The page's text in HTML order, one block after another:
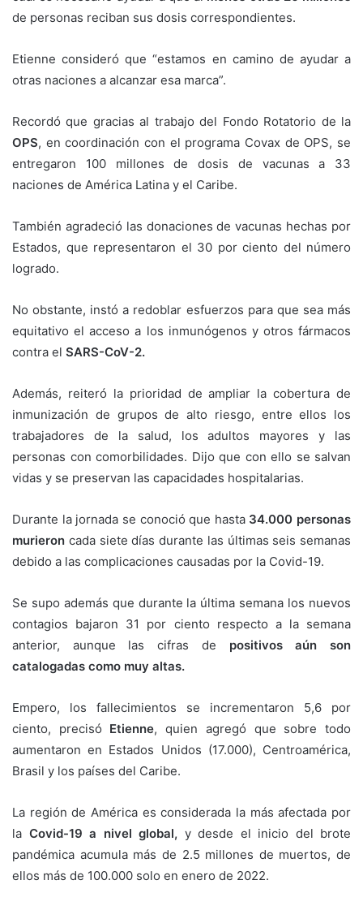
de personas reciban sus dosis correspondientes.
Etienne consideró que “estamos en camino de ayudar a
otras naciones a alcanzar esa marca”.
Recordó que gracias al trabajo del Fondo Rotatorio de la
OPS, en coordinación con el programa Covax de OPS, se
entregaron 100 millones de dosis de vacunas a 33
naciones de América Latina y el Caribe.
También agradeció las donaciones de vacunas hechas por
Estados, que representaron el 30 por ciento del número
logrado.
No obstante, instó a redoblar esfuerzos para que sea más
equitativo el acceso a los inmunógenos y otros fármacos
contra el SARS-CoV-2.
Además, reiteró la prioridad de ampliar la cobertura de
inmunización de grupos de alto riesgo, entre ellos los
trabajadores de la salud, los adultos mayores y las
personas con comorbilidades. Dijo que con ello se salvan
vidas y se preservan las capacidades hospitalarias.
Durante la jornada se conoció que hasta 34.000 personas
murieron cada siete días durante las últimas seis semanas
debido a las complicaciones causadas por la Covid-19.
Se supo además que durante la última semana los nuevos
contagios bajaron 31 por ciento respecto a la semana
anterior, aunque las cifras de positivos aún son
catalogadas como muy altas.
Empero, los fallecimientos se incrementaron 5,6 por
ciento, precisó Etienne, quien agregó que sobre todo
aumentaron en Estados Unidos (17.000), Centroamérica,
Brasil y los países del Caribe.
La región de América es considerada la más afectada por
la Covid-19 a nivel global, y desde el inicio del brote
pandémica acumula más de 2.5 millones de muertos, de
ellos más de 100.000 solo en enero de 2022.